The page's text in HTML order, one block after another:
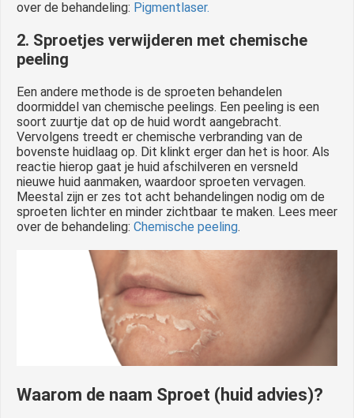
over de behandeling: Pigmentlaser.
2. Sproetjes verwijderen met chemische
peeling
Een andere methode is de sproeten behandelen
doormiddel van chemische peelings. Een peeling is een
soort zuurtje dat op de huid wordt aangebracht.
Vervolgens treedt er chemische verbranding van de
bovenste huidlaag op. Dit klinkt erger dan het is hoor. Als
reactie hierop gaat je huid afschilveren en versneld
nieuwe huid aanmaken, waardoor sproeten vervagen.
Meestal zijn er zes tot acht behandelingen nodig om de
sproeten lichter en minder zichtbaar te maken. Lees meer
over de behandeling: Chemische peeling.
Waarom de naam Sproet (huid advies)?